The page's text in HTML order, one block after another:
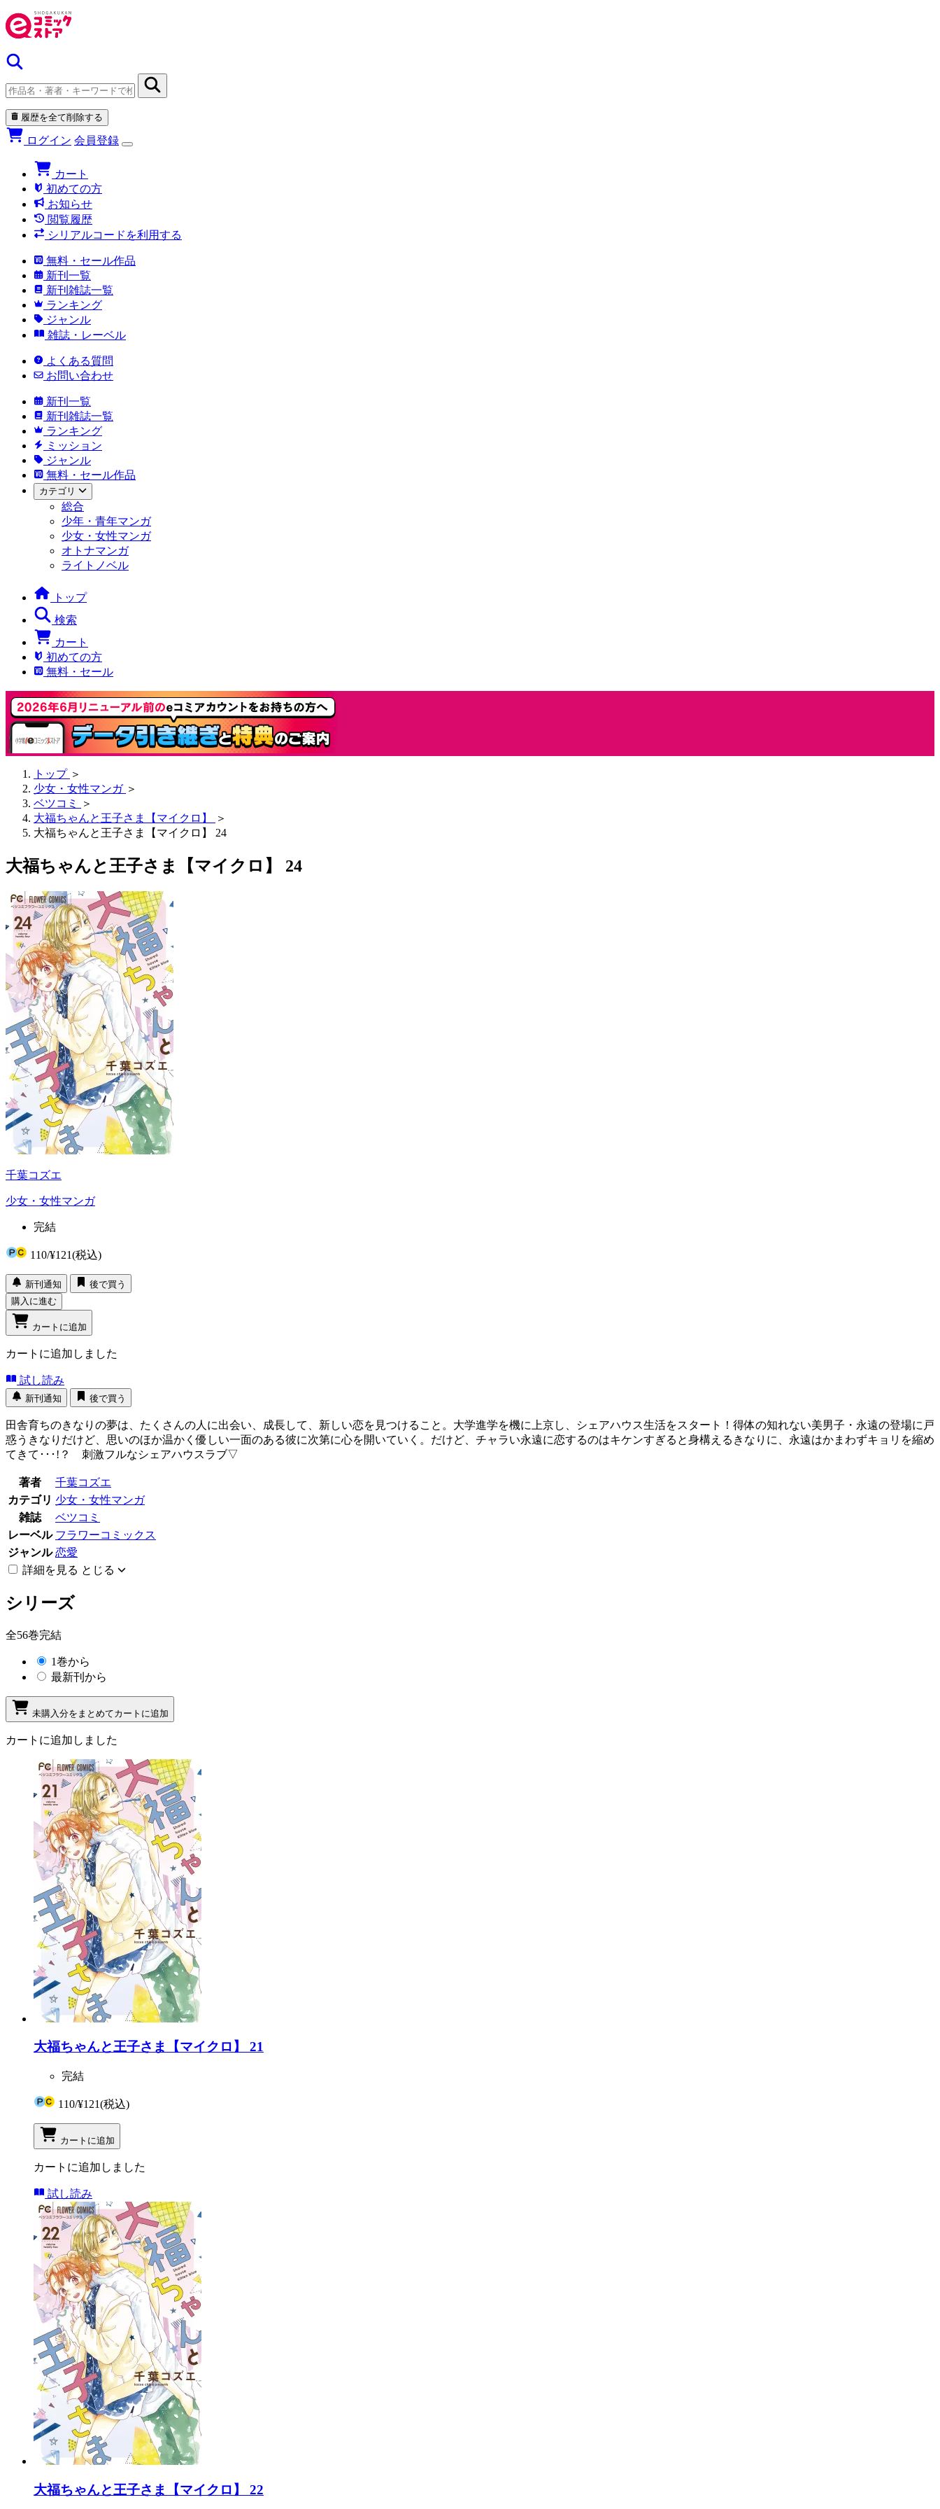
履歴を全て削除する
ログイン 会員登録
カート
初めての方
お知らせ
閲覧履歴
シリアルコードを利用する
無料・セール作品
新刊一覧
新刊雑誌一覧
ランキング
ジャンル
雑誌・レーベル
よくある質問
お問い合わせ
新刊一覧
新刊雑誌一覧
ランキング
ミッション
ジャンル
無料・セール作品
カテゴリ
総合
少年・青年マンガ
少女・女性マンガ
オトナマンガ
ライトノベル
トップ
検索
カート
初めての方
無料・セール
トップ ＞
少女・女性マンガ ＞
ベツコミ
＞
大福ちゃんと王子さま【マイクロ】
＞
大福ちゃんと王子さま【マイクロ】 24
大福ちゃんと王子さま【マイクロ】 24
千葉コズエ
少女・女性マンガ
完結
110/¥121(税込)
新刊通知
後で買う
購入に進む
カートに追加
カートに追加しました
試し読み
新刊通知 後で買う
田舎育ちのきなりの夢は、たくさんの人に出会い、成長して、新しい恋を見つけること。大学進学を機に上京し、シェアハウス生活をスタート！得体の知れない美男子・永遠の登場に戸
惑うきなりだけど、思いのほか温かく優しい一面のある彼に次第に心を開いていく。だけど、チャラい永遠に恋するのはキケンすぎると身構えるきなりに、永遠はかまわずキョリを縮め
てきて･･･!？ 刺激フルなシェアハウスラブ▽
著者
千葉コズエ
カテゴリ 少女・女性マンガ
雑誌
ベツコミ
レーベル フラワーコミックス
ジャンル 恋愛
詳細を見る とじる
シリーズ
全56巻完結
1巻から
最新刊から
未購入分をまとめてカートに追加
カートに追加しました
大福ちゃんと王子さま【マイクロ】 21
完結
110/¥121(税込)
カートに追加
カートに追加しました
試し読み
大福ちゃんと王子さま【マイクロ】 22